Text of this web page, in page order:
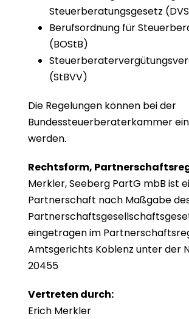
Steuerberatungsgesetz
Berufsordnung für
(BOStB)
(StBVV)
Die Regelungen können bei der
Bundessteuerberaterkammer
werden.
Rechtsform,
Merkler, Seeberg PartG mbB ist
Partnerschaft nach Maßgabe
eingetragen im
Amtsgerichts Koblenz unter der
20455
Vertreten durch:
Erich Merkler